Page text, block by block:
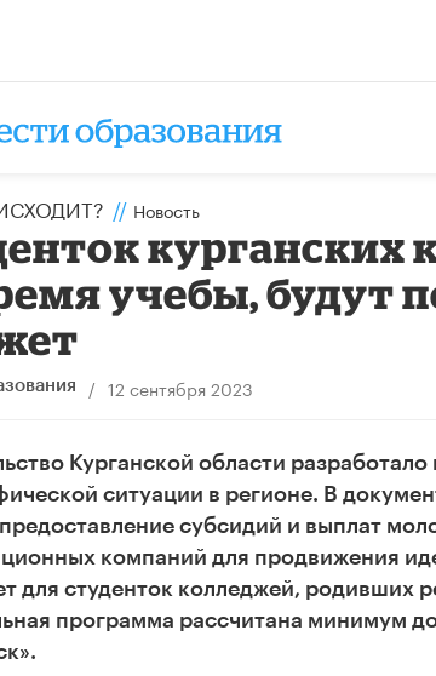
// Новость
курганских
учебы, будут
/ 12 сентября 2023
Курганской области
ситуации в регионе. В
субсидий и выплат
компаний для продвижения
для студенток колледжей, родивших
программа рассчитана минимум